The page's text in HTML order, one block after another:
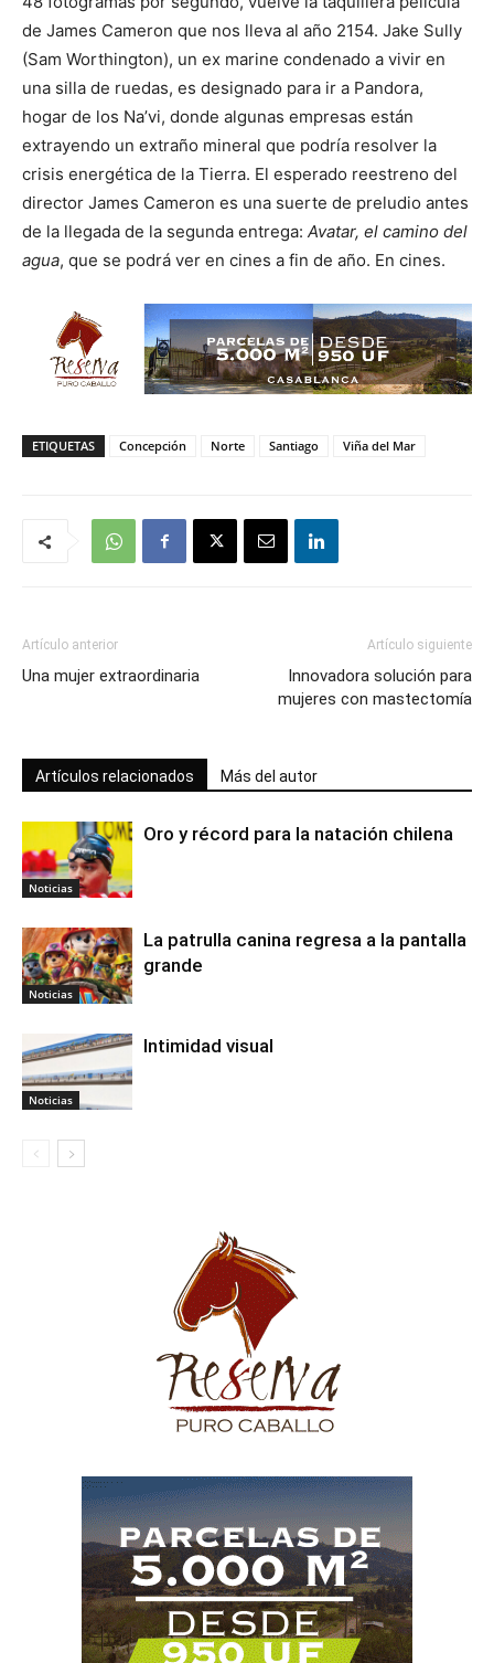
de James Cameron que nos lleva al año 2154. Jake Sully
(Sam Worthington), un ex marine condenado a vivir en
una silla de ruedas, es designado para ir a Pandora,
hogar de los Na’vi, donde algunas empresas están
extrayendo un extraño mineral que podría resolver la
crisis energética de la Tierra. El esperado reestreno del
director James Cameron es una suerte de preludio antes
de la llegada de la segunda entrega: Avatar, el camino del
agua, que se podrá ver en cines a fin de año. En cines.
ETIQUETAS Concepción Norte Santiago Viña del Mar
Artículo anterior
Una mujer extraordinaria
Artículo siguiente
Innovadora solución para
mujeres con mastectomía
Artículos relacionados Más del autor
Noticias
Oro y récord para la natación chilena
Noticias
La patrulla canina regresa a la pantalla
grande
Noticias
Intimidad visual